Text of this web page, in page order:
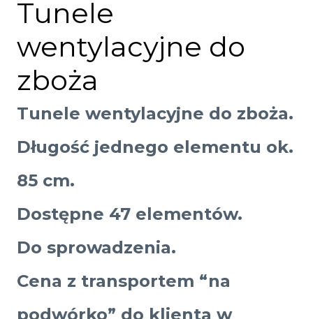
Tunele
wentylacyjne do
zboża
Tunele wentylacyjne do zboża.
Długość jednego elementu ok.
85 cm.
Dostępne 47 elementów.
Do sprowadzenia.
Cena z transportem “na
podwórko” do klienta w